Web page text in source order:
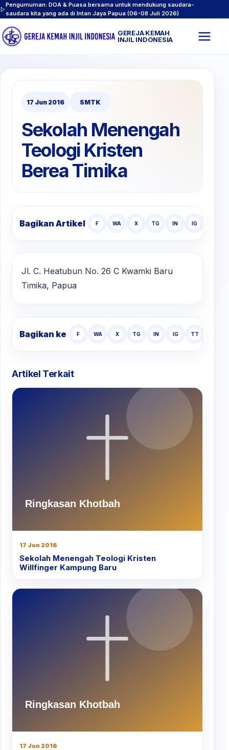
Pengumuman: DOA & Puasa bersama untuk mendukung saudara-
saudara kita yang ada di Intan Jaya Papua (06-08 Juli 2026)
GEREJA KEMAH
INJIL INDONESIA
17 Jun 2016 SMTK
Sekolah Menengah
Teologi Kristen
Berea Timika
Bagikan Artikel F WA X TG IN IG
Jl. C. Heatubun No. 26 C Kwamki Baru
Timika, Papua
Bagikan ke F WA X TG IN IG TT
Artikel Terkait
17 Jun 2016
Sekolah Menengah Teologi Kristen
Willfinger Kampung Baru
17 Jun 2016